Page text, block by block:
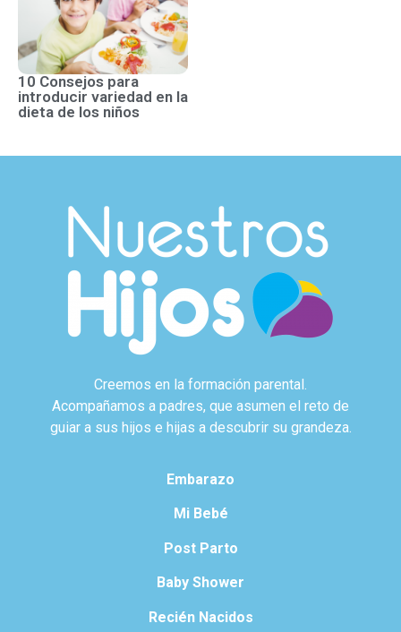
10 Consejos para
introducir variedad en la
dieta de los niños
Creemos en la formación parental.
Acompañamos a padres, que asumen el reto de
guiar a sus hijos e hijas a descubrir su grandeza.
Embarazo
Mi Bebé
Post Parto
Baby Shower
Recién Nacidos